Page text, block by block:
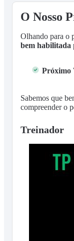
O Nosso
Olhando para o
bem habilitada
Próximo
Sabemos que
compreender o
Treinador